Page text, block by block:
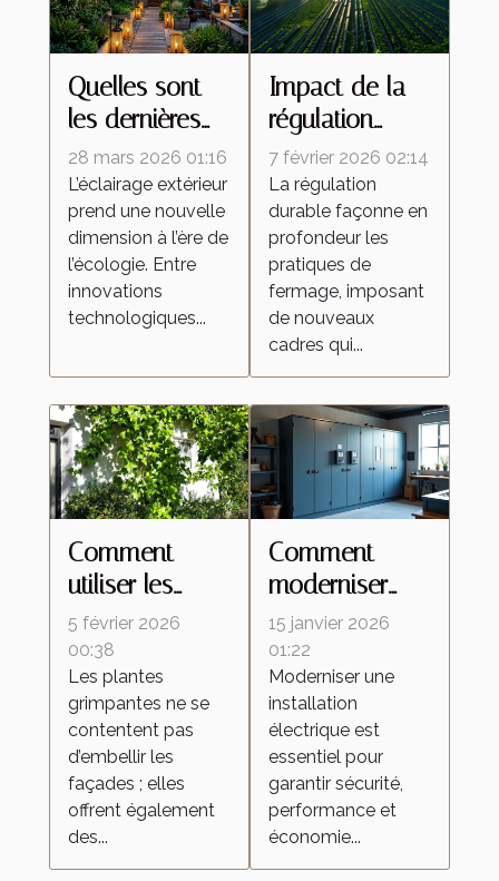
Quelles sont
les dernières
tendances en
éclairage
extérieur
écologique ?
28 mars 2026 01:16
L’éclairage extérieur
prend une nouvelle
dimension à l’ère de
l’écologie. Entre
innovations
technologiques...
Impact de la
régulation
durable sur les
pratiques de
fermage
7 février 2026 02:14
La régulation
durable façonne en
profondeur les
pratiques de
fermage, imposant
de nouveaux
cadres qui...
Comment
utiliser les
plantes
grimpantes
pour optimiser
l'isolation
thermique ?
5 février 2026
00:38
Les plantes
grimpantes ne se
contentent pas
d’embellir les
façades ; elles
offrent également
des...
Comment
moderniser
votre
installation
électrique pour
une efficacité
accrue ?
15 janvier 2026
01:22
Moderniser une
installation
électrique est
essentiel pour
garantir sécurité,
performance et
économie...